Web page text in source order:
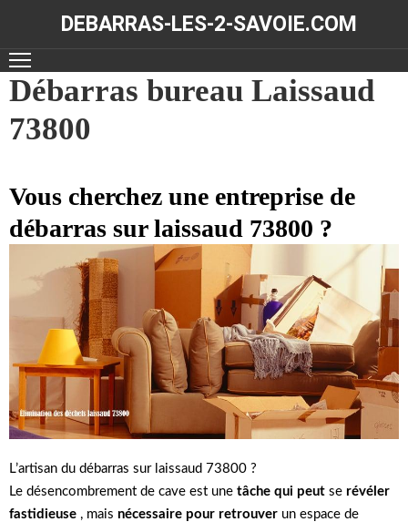
DEBARRAS-LES-2-SAVOIE.COM
ACCUEIL
DÉBARRAS
RÉALISATIONS
CONTACT
Débarras bureau Laissaud
73800
Vous cherchez une entreprise de
débarras sur laissaud 73800 ?
L’artisan du débarras sur laissaud 73800 ?
Le désencombrement de cave est une tâche qui peut se révéler
fastidieuse , mais nécessaire pour retrouver un espace de